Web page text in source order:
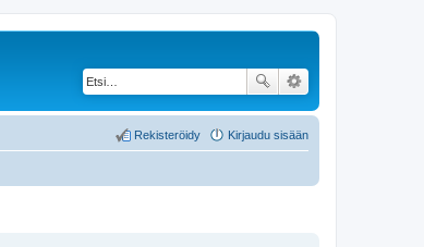
Kirjaudu sisään
Rekisteröidy